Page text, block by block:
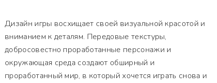
Дизайн игры восхищает своей визуальной красотой и
вниманием к деталям. Передовые текстуры,
добросовестно проработанные персонажи и
окружающая среда создают обширный и
проработанный мир, в который хочется играть снова и